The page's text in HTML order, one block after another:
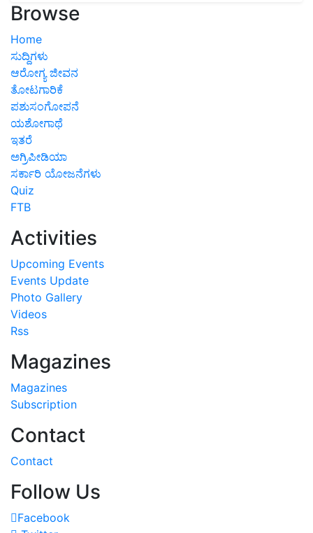
Browse
Home
ಸುದ್ದಿಗಳು
ಆರೋಗ್ಯ ಜೀವನ
ತೋಟಗಾರಿಕೆ
ಪಶುಸಂಗೋಪನೆ
ಯಶೋಗಾಥೆ
ಇತರೆ
ಅಗ್ರಿಪೀಡಿಯಾ
ಸರ್ಕಾರಿ ಯೋಜನೆಗಳು
Quiz
FTB
Activities
Upcoming Events
Events Update
Photo Gallery
Videos
Rss
Magazines
Magazines
Subscription
Contact
Contact
Follow Us
Facebook